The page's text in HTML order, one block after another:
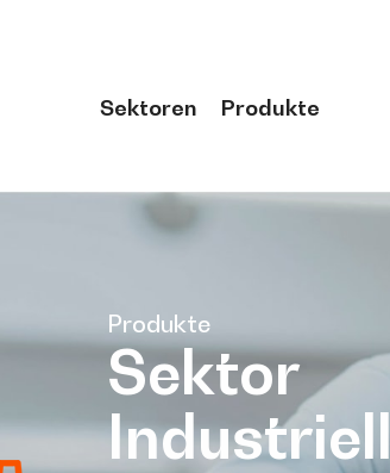
Sektoren Produkte
Produkte
Sektor
Industriell